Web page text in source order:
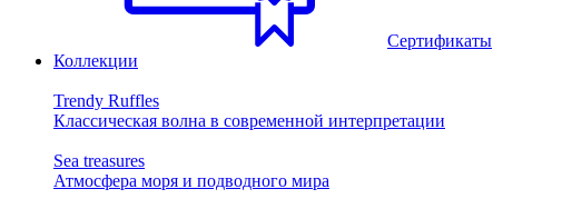
Сертификаты
Коллекции
Trendy Ruffles
Классическая волна в современной интерпретации
Sea treasures
Атмосфера моря и подводного мира